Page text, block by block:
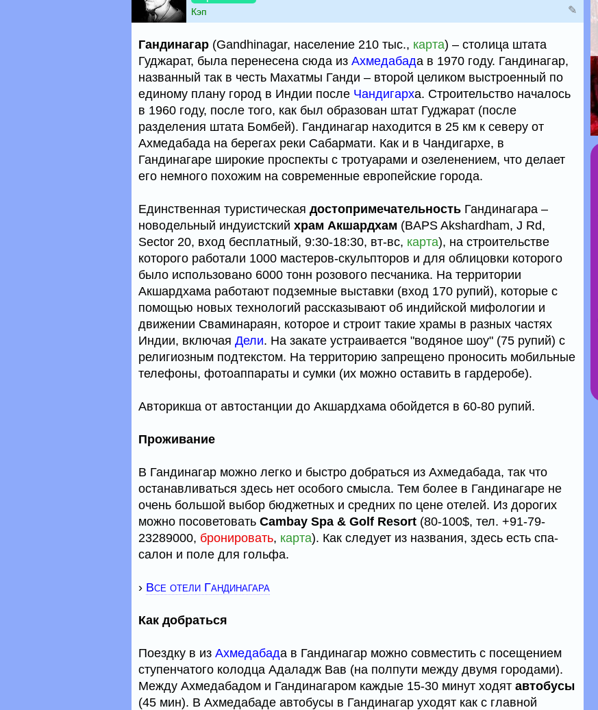
Кэп
✎
Гандинагар (Gandhinagar, население 210 тыс., карта) – столица штата
Гуджарат, была перенесена сюда из Ахмедабада в 1970 году. Гандинагар,
названный так в честь Махатмы Ганди – второй целиком выстроенный по
единому плану город в Индии после Чандигарха. Строительство началось
в 1960 году, после того, как был образован штат Гуджарат (после
разделения штата Бомбей). Гандинагар находится в 25 км к северу от
Ахмедабада на берегах реки Сабармати. Как и в Чандигархе, в
Гандинагаре широкие проспекты с тротуарами и озеленением, что делает
его немного похожим на современные европейские города.
Единственная туристическая достопримечательность Гандинагара –
новодельный индуистский храм Акшардхам (BAPS Akshardham, J Rd,
Sector 20, вход бесплатный, 9:30-18:30, вт-вс, карта), на строительстве
которого работали 1000 мастеров-скульпторов и для облицовки которого
было использовано 6000 тонн розового песчаника. На территории
Акшардхама работают подземные выставки (вход 170 рупий), которые с
помощью новых технологий рассказывают об индийской мифологии и
движении Сваминараян, которое и строит такие храмы в разных частях
Индии, включая Дели. На закате устраивается "водяное шоу" (75 рупий) с
религиозным подтекстом. На территорию запрещено проносить мобильные
телефоны, фотоаппараты и сумки (их можно оставить в гардеробе).
Авторикша от автостанции до Акшардхама обойдется в 60-80 рупий.
Проживание
В Гандинагар можно легко и быстро добраться из Ахмедабада, так что
останавливаться здесь нет особого смысла. Тем более в Гандинагаре не
очень большой выбор бюджетных и средних по цене отелей. Из дорогих
можно посоветовать Cambay Spa & Golf Resort (80-100$, тел. +91-79-
23289000, бронировать, карта). Как следует из названия, здесь есть спа-
салон и поле для гольфа.
› Все отели Гандинагара
Как добраться
Поездку в из Ахмедабада в Гандинагар можно совместить с посещением
ступенчатого колодца Адаладж Вав (на полпути между двумя городами).
Между Ахмедабадом и Гандинагаром каждые 15-30 минут ходят автобусы
(45 мин). В Ахмедабаде автобусы в Гандинагар уходят как с главной